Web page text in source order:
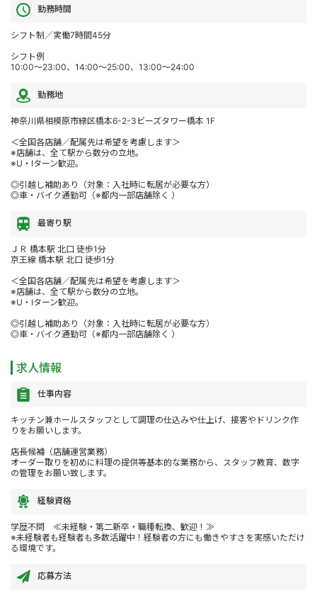
勤務時間
シフト制／実働7時間45分
シフト例
10:00～23:00、14:00～25:00、13:00～24:00
勤務地
神奈川県相模原市緑区橋本6-2-3ビーズタワー橋本 1F
＜全国各店舗／配属先は希望を考慮します＞
※店舗は、全て駅から数分の立地。
※U・Iターン歓迎。
◎引越し補助あり（対象：入社時に転居が必要な方）
◎車・バイク通勤可（※都内一部店舗除く ）
最寄り駅
ＪＲ 橋本駅 北口 徒歩1分
京王線 橋本駅 北口 徒歩1分
＜全国各店舗／配属先は希望を考慮します＞
※店舗は、全て駅から数分の立地。
※U・Iターン歓迎。
◎引越し補助あり（対象：入社時に転居が必要な方）
◎車・バイク通勤可（※都内一部店舗除く ）
求人情報
仕事内容
キッチン兼ホールスタッフとして調理の仕込みや仕上げ、接客やドリンク作
りをお願いします。
店長候補（店舗運営業務）
オーダー取りを初めに料理の提供等基本的な業務から、スタッフ教育、数字
の管理をお願い致します。
経験資格
学歴不問 ≪未経験・第二新卒・職種転換、歓迎！≫
※未経験者も経験者も多数活躍中！経験者の方にも働きやすさを実感いただけ
る環境です。
応募方法